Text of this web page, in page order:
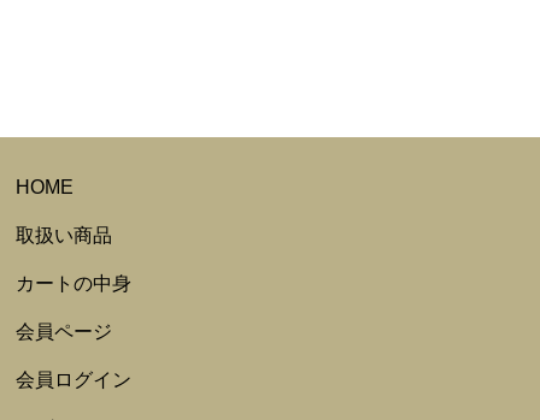
HOME
取扱い商品
カートの中身
会員ページ
会員ログイン